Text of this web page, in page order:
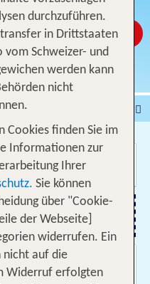
23
Ferienhaus
Ausflüge
durchzuführen.
in Drittstaaten
vom Schweizer- und
werden kann
nicht
Cookies finden Sie im
Informationen zur
Ihrer
Sie können
über "Cookie-
der Webseite]
widerrufen. Ein
nicht auf die
Widerruf erfolgten